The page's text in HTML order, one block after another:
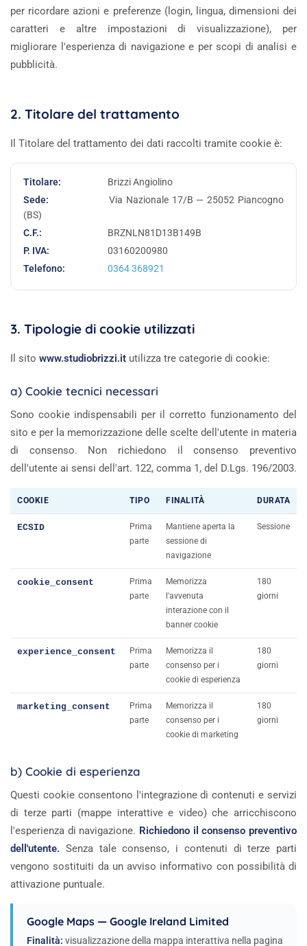
per ricordare azioni e preferenze (login, lingua, dimensioni dei
caratteri e altre impostazioni di visualizzazione), per
migliorare l'esperienza di navigazione e per scopi di analisi e
pubblicità.
2. Titolare del trattamento
Il Titolare del trattamento dei dati raccolti tramite cookie è:
Titolare:
Brizzi Angiolino
Sede:
Via Nazionale 17/B — 25052 Piancogno
(BS)
C.F.:
BRZNLN81D13B149B
P. IVA:
03160200980
Telefono:
0364 368921
3. Tipologie di cookie utilizzati
Il sito www.studiobrizzi.it utilizza tre categorie di cookie:
a) Cookie tecnici necessari
Sono cookie indispensabili per il corretto funzionamento del
sito e per la memorizzazione delle scelte dell'utente in materia
di consenso. Non richiedono il consenso preventivo
dell'utente ai sensi dell'art. 122, comma 1, del D.Lgs. 196/2003.
COOKIE TIPO FINALITÀ DURATA
ECSID
Prima
parte
Mantiene aperta la
sessione di
navigazione
Sessione
cookie_consent
Prima
parte
Memorizza
l'avvenuta
interazione con il
banner cookie
180
giorni
experience_consent
Prima
parte
Memorizza il
consenso per i
cookie di esperienza
180
giorni
marketing_consent
Prima
parte
Memorizza il
consenso per i
cookie di marketing
180
giorni
b) Cookie di esperienza
Questi cookie consentono l'integrazione di contenuti e servizi
di terze parti (mappe interattive e video) che arricchiscono
l'esperienza di navigazione. Richiedono il consenso preventivo
dell'utente. Senza tale consenso, i contenuti di terze parti
vengono sostituiti da un avviso informativo con possibilità di
attivazione puntuale.
Google Maps — Google Ireland Limited
Finalità: visualizzazione della mappa interattiva nella pagina